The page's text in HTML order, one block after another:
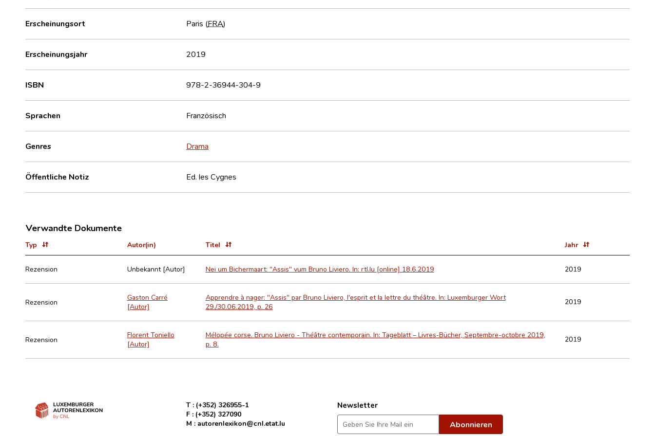
Erscheinungsort Paris (FRA)
Erscheinungsjahr 2019
ISBN 978-2-36944-304-9
Sprachen Französisch
Genres Drama
Öffentliche Notiz Ed. les Cygnes
Verwandte Dokumente
Typ Autor(in) Titel Jahr
Rezension Unbekannt [Autor] Nei um Bichermaart: "Assis" vum Bruno Liviero. In: rtl.lu [online] 18.6.2019 2019
Rezension
Gaston Carré
[Autor]
Apprendre à nager: "Assis" par Bruno Liviero, l'esprit et la lettre du théâtre. In: Luxemburger Wort
29./30.06.2019, p. 26
2019
Rezension
Florent Toniello
[Autor]
Mélopée corse. Bruno Liviero - Théâtre contemporain. In: Tageblatt – Livres-Bücher, Septembre-octobre 2019,
p. 8.
2019
T : (+352) 326955-1
F : (+352) 327090
M : autorenlexikon@cnl.etat.lu
Newsletter